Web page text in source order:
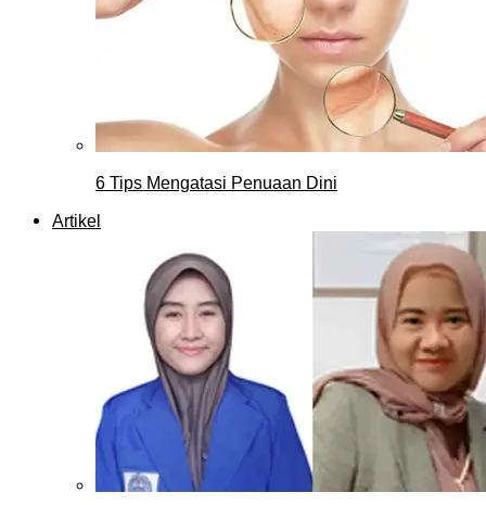
6 Tips Mengatasi Penuaan Dini
Artikel